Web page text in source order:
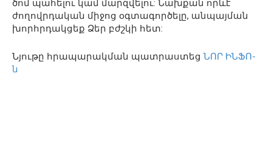
ծոմ պահելու կամ մարզվելու: Նախքան որևէ
ժողովրդական միջոց օգտագործելը, անպայման
խորհրդակցեք Ձեր բժշկի հետ:
Նյութը հրապարակման պատրաստեց ՆՈՐ ԻՆՖՈ-
ն